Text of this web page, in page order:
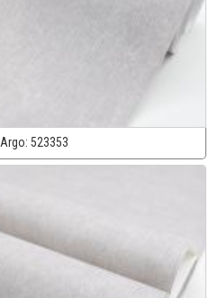
Argo: 523353